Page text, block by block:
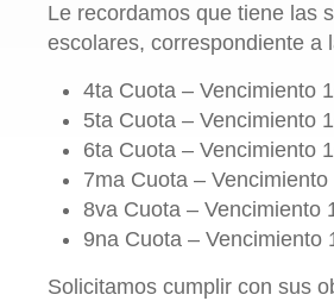
Le recordamos que tiene las
escolares, correspondiente a
4ta Cuota – Vencimiento
5ta Cuota – Vencimiento
6ta Cuota – Vencimiento
7ma Cuota –
8va Cuota – Vencimiento
9na Cuota – Vencimiento
Solicitamos cumplir con sus